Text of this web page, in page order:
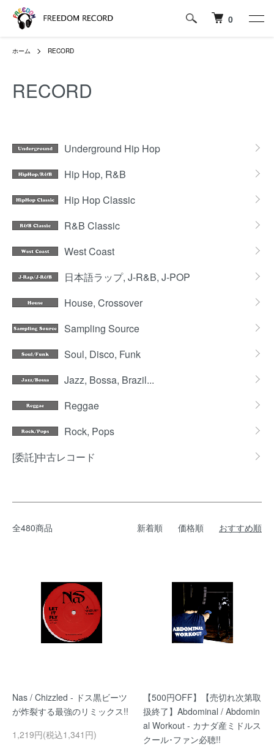
0
ホーム RECORD
RECORD
Underground Hip Hop
Hip Hop, R&B
Hip Hop Classic
R&B Classic
West Coast
日本語ラップ, J-R&B, J-POP
House, Crossover
Sampling Source
Soul, Disco, Funk
Jazz, Bossa, Brazil...
Reggae
Rock, Pops
[委託]中古レコード
全480商品 新着順 価格順 おすすめ順
Nas / Chizzled - ドス黒ビーツ
が炸裂する最強のリミックス!!
1,219円(税込1,341円)
【500円OFF】【売切れ次第取
扱終了】Abdominal / Abdomin
al Workout - カナダ産ミドルス
クール･ファン必聴!!